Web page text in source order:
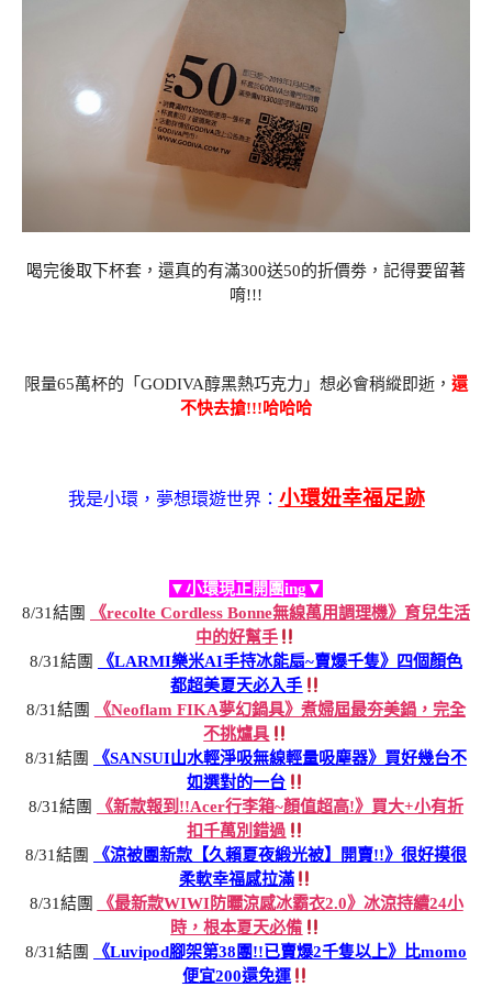
喝完後取下杯套，還真的有滿300送50的折價劵，記得要留著
唷!!!
限量65萬杯的「GODIVA醇黑熱巧克力」想必會稍縱即逝， 還
不快去搶!!!哈哈哈
我是小環，夢想環遊世界： 小環妞幸福足跡
▼小環現正開團ing▼
8/31結團
《recolte Cordless Bonne無線萬用調理機》育兒生活
中的好幫手
8/31結團
《LARMI樂米AI手持冰能扇~賣爆千隻》四個顏色
都超美夏天必入手
8/31結團
《Neoflam FIKA夢幻鍋具》煮婦屆最夯美鍋，完全
不挑爐具
8/31結團
《SANSUI山水輕淨吸無線輕量吸塵器》買好幾台不
如選對的一台
8/31結團
《新款報到!!Acer行李箱~顏值超高!》買大+小有折
扣千萬別錯過
8/31結團
《涼被團新款【久賴夏夜緞光被】開賣!!》很好摸很
柔軟幸福感拉滿
8/31結團
《最新款WIWI防曬涼感冰霸衣2.0》冰涼持續24小
時，根本夏天必備
8/31結團
《Luvipod腳架第38團!!已賣爆2千隻以上》比momo
便宜200還免運